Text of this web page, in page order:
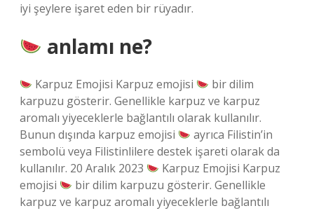
iyi şeylere işaret eden bir rüyadır.
anlamı ne?
Karpuz Emojisi Karpuz emojisi
bir dilim
karpuzu gösterir. Genellikle karpuz ve karpuz
aromalı yiyeceklerle bağlantılı olarak kullanılır.
Bunun dışında karpuz emojisi
ayrıca Filistin’in
sembolü veya Filistinlilere destek işareti olarak da
kullanılır. 20 Aralık 2023
Karpuz Emojisi Karpuz
emojisi
bir dilim karpuzu gösterir. Genellikle
karpuz ve karpuz aromalı yiyeceklerle bağlantılı